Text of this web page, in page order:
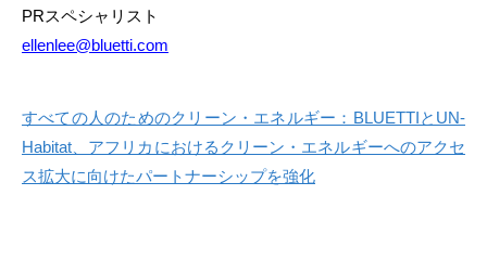
PRスペシャリスト
ellenlee@bluetti.com
すべての人のためのクリーン・エネルギー：BLUETTIとUN-
Habitat、アフリカにおけるクリーン・エネルギーへのアクセ
ス拡大に向けたパートナーシップを強化